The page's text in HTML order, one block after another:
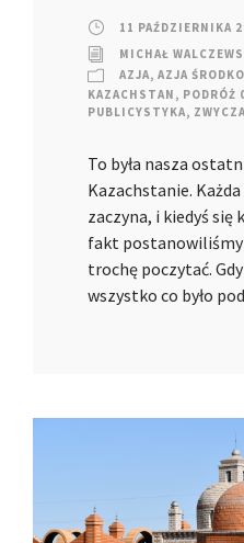
11 PAŹDZIERNIKA
MICHAŁ
AZJA, AZJA
KAZACHSTAN , PODRÓŻ
PUBLICYSTYKA,
To była nasza
Kazachstanie.
zaczyna, i kiedyś się
fakt
trochę poczytać.
wszystko co było